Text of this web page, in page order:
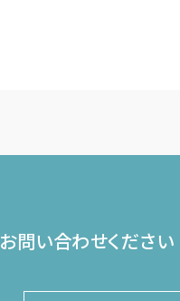
お問い合わせください